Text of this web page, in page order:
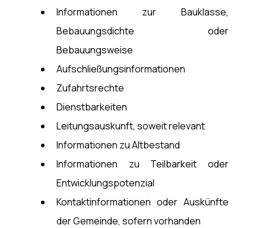
Informationen zur Bauklasse,
Bebauungsdichte oder
Bebauungsweise
Aufschließungsinformationen
Zufahrtsrechte
Dienstbarkeiten
Leitungsauskunft, soweit relevant
Informationen zu Altbestand
Informationen zu Teilbarkeit oder
Entwicklungspotenzial
Kontaktinformationen oder Auskünfte
der Gemeinde, sofern vorhanden